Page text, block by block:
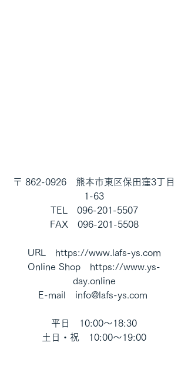
〒 862-0926　熊本市東区保田窪3丁目
1-63
TEL　096-201-5507
FAX　096-201-5508
URL　https://www.lafs-ys.com
Online Shop　https://www.ys-
day.online
E-mail　info@lafs-ys.com
平日　10:00～18:30
土日・祝　10:00～19:00